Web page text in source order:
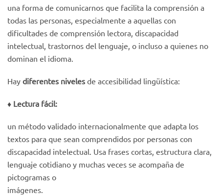
una forma de comunicarnos que facilita la comprensión a
todas las personas, especialmente a aquellas con
dificultades de comprensión lectora, discapacidad
intelectual, trastornos del lenguaje, o incluso a quienes no
dominan el idioma.
Hay diferentes niveles de accesibilidad lingüística:
♦️ Lectura fácil:
un método validado internacionalmente que adapta los
textos para que sean comprendidos por personas con
discapacidad intelectual. Usa frases cortas, estructura clara,
lenguaje cotidiano y muchas veces se acompaña de
pictogramas o
imágenes.